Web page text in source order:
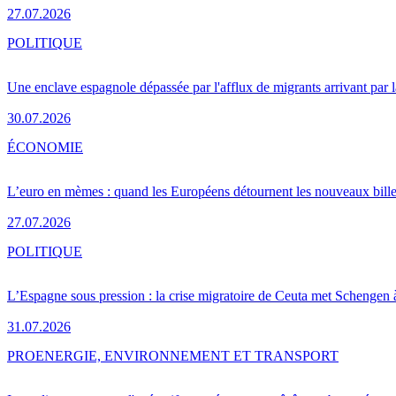
27.07.2026
Une enclave espagnole dépassée par l'afflux de migrants arrivant par
30.07.2026
POLITIQUE
L’euro en mèmes : quand les Européens détournent les nouveaux
27.07.2026
ÉCONOMIE
L’Espagne sous pression : la crise migratoire de Ceuta met Schengen
31.07.2026
POLITIQUE
PROENERGIE, ENVIRONNEMENT ET TRANSPORT